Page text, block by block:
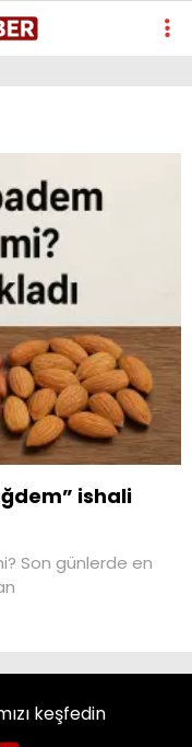
ishali
Son günlerde en
keşfedin